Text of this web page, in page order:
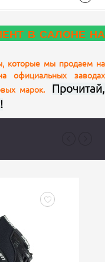
Black
Black
В САЛОНЕ НА
которые мы продаем на
официальных заводах
марок.
Прочитай,